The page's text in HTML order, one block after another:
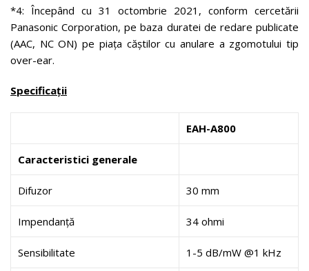
*4: Începând cu 31 octombrie 2021, conform cercetării
Panasonic Corporation, pe baza duratei de redare publicate
(AAC, NC ON) pe piața căștilor cu anulare a zgomotului tip
over-ear.
Specificații
EAH-A800
Caracteristici generale
Difuzor 30 mm
Impendanță 34 ohmi
Sensibilitate 1-5 dB/mW @1 kHz